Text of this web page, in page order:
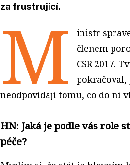
za frustrující.
M
inistr
členem
CSR 2017.
pokračoval,
neodpovídají tomu, co do ní
HN: Jaká je podle vás role
péče?